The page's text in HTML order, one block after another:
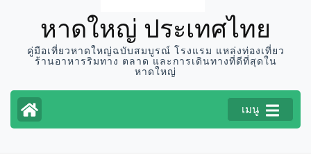
หาดใหญ่ ประเทศไทย
คู่มือเที่ยวหาดใหญ่ฉบับสมบูรณ์ โรงแรม แหล่งท่องเที่ยว
ร้านอาหารริมทาง ตลาด และการเดินทางที่ดีที่สุดใน
หาดใหญ่
เมนู